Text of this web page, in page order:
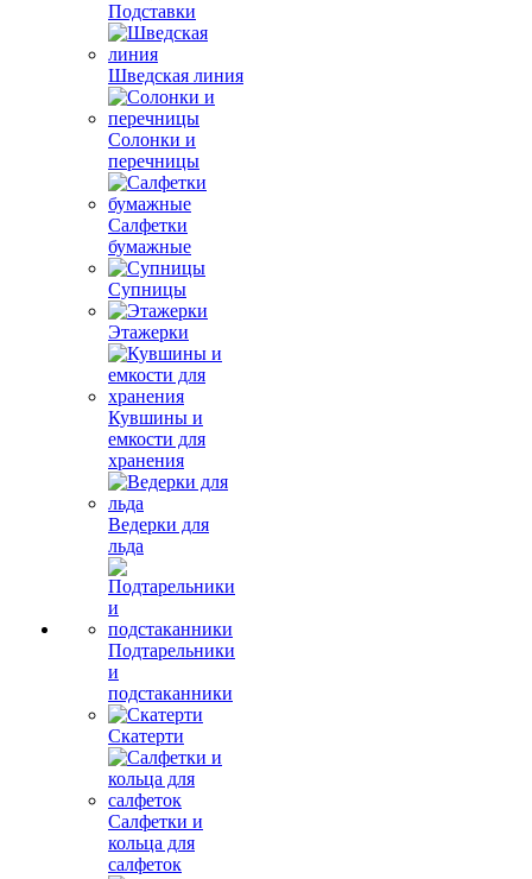
Подставки
Шведская линия
Солонки и
перечницы
Салфетки
бумажные
Супницы
Этажерки
Кувшины и
емкости для
хранения
Ведерки для
льда
Подтарельники
и
подстаканники
Скатерти
Салфетки и
кольца для
салфеток